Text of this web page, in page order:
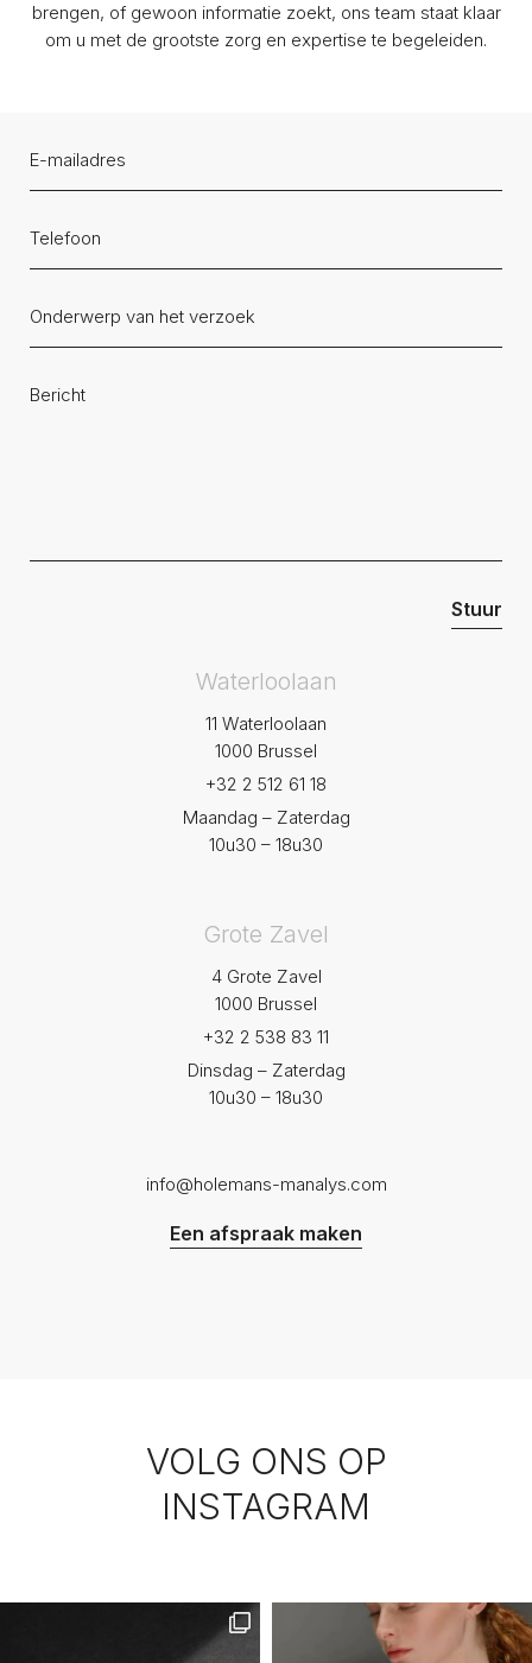
brengen, of gewoon informatie zoekt, ons team staat klaar
om u met de grootste zorg en expertise te begeleiden.
Waterloolaan
11 Waterloolaan
1000 Brussel
+32 2 512 61 18
Maandag – Zaterdag
10u30 – 18u30
Grote Zavel
4 Grote Zavel
1000 Brussel
+32 2 538 83 11
Dinsdag – Zaterdag
10u30 – 18u30
info@holemans-manalys.com
Een afspraak maken
VOLG ONS OP
INSTAGRAM